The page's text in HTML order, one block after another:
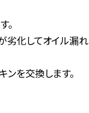
。
劣化してオイル漏れ
を交換します。